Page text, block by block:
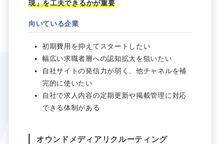
現」を工夫できるかが重要
向いている企業
初期費用を抑えてスタートしたい
幅広い求職者層への認知拡大を狙いたい
自社サイトの発信力が弱く、他チャネルを補
完的に使いたい
自社で求人内容の定期更新や掲載管理に対応
できる体制がある
オウンドメディアリクルーティング